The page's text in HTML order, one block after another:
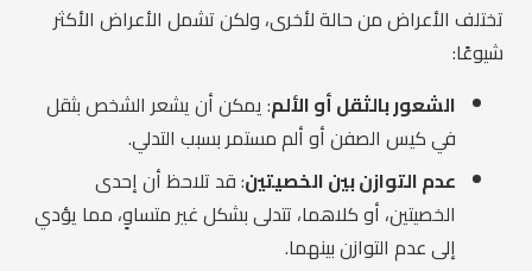
تختلف الأعراض من حالة لأخرى، ولكن تشمل الأعراض الأكثر
شيوعًا:
الشعور بالثقل أو الألم: يمكن أن يشعر الشخص بثقل
في كيس الصفن أو ألم مستمر بسبب التدلي.
عدم التوازن بين الخصيتين: قد تلاحظ أن إحدى
الخصيتين، أو كلاهما، تتدلى بشكل غير متساوٍ، مما يؤدي
إلى عدم التوازن بينهما.